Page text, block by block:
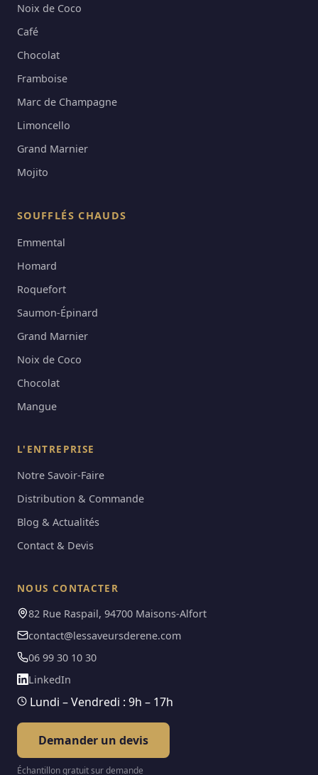
Noix de Coco
Café
Chocolat
Framboise
Marc de Champagne
Limoncello
Grand Marnier
Mojito
SOUFFLÉS CHAUDS
Emmental
Homard
Roquefort
Saumon-Épinard
Grand Marnier
Noix de Coco
Chocolat
Mangue
L'ENTREPRISE
Notre Savoir-Faire
Distribution & Commande
Blog & Actualités
Contact & Devis
NOUS CONTACTER
82 Rue Raspail, 94700 Maisons-Alfort
contact@lessaveursderene.com
06 99 30 10 30
LinkedIn
Lundi – Vendredi : 9h – 17h
Demander un devis
Échantillon gratuit sur demande